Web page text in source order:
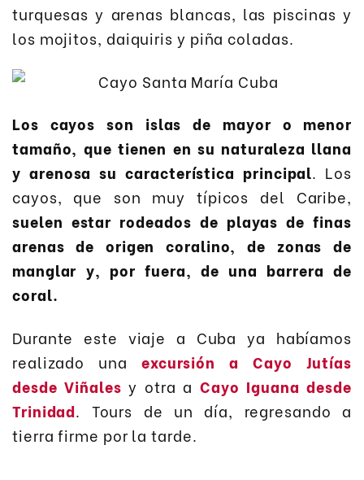
turquesas y arenas blancas, las piscinas y
los mojitos, daiquiris y piña coladas.
Los cayos son islas de mayor o menor
tamaño, que tienen en su naturaleza llana
y arenosa su característica principal. Los
cayos, que son muy típicos del Caribe,
suelen estar rodeados de playas de finas
arenas de origen coralino, de zonas de
manglar y, por fuera, de una barrera de
coral.
Durante este viaje a Cuba ya habíamos
realizado una excursión a Cayo Jutías
desde Viñales y otra a Cayo Iguana desde
Trinidad. Tours de un día, regresando a
tierra firme por la tarde.